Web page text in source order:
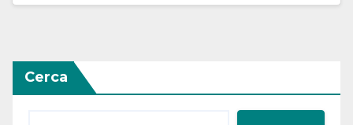
Cerca